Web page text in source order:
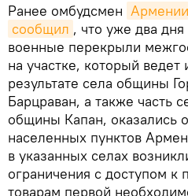
Ранее омбудсмен Армении
сообщил , что уже два
военные перекрыли
на участке, который ведет
результате села общины
Барцраван, а также часть
общины Капан, оказались
населенных пунктов
в указанных селах
ограничения с доступом к
товарам первой